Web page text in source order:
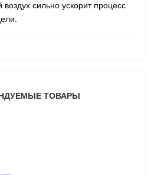
воздух сильно ускорит процесс
ТОВАРЫ